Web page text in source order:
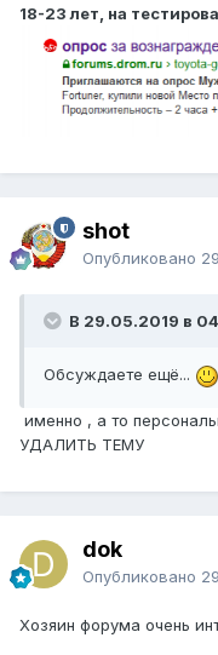
18-23 лет, на
shot
Опубликовано
В 29.05.2019 в
Обсуждаете ещё...
именно , а то
УДАЛИТЬ ТЕМУ
dok
Опубликовано
Хозяин форума очень